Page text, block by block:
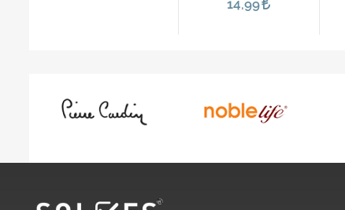
14,99